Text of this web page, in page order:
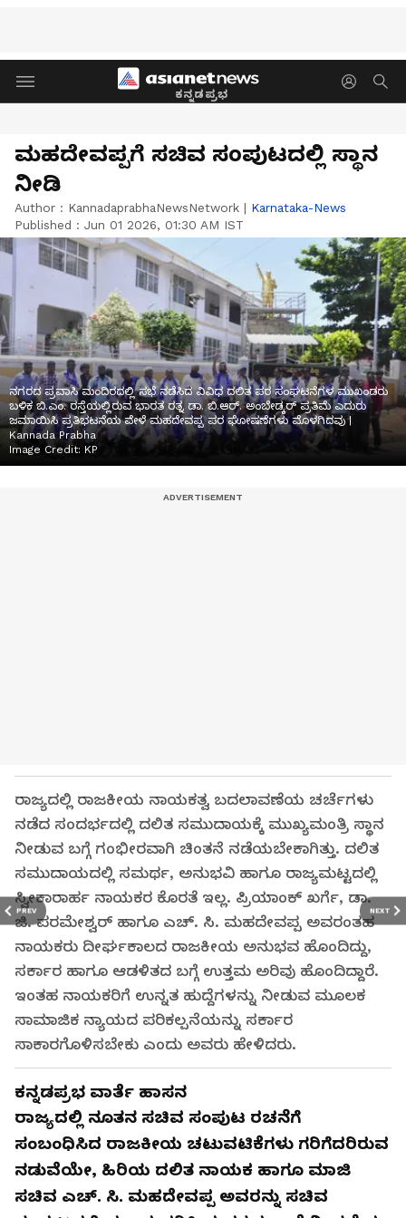
ಕನ್ನಡಪ್ರಭ
PREV NEXT
ಮಹದೇವಪ್ಪಗೆ ಸಚಿವ ಸಂಪುಟದಲ್ಲಿ ಸ್ಥಾನ
ನೀಡಿ
Author : KannadaprabhaNewsNetwork | Karnataka-News
Published : Jun 01 2026, 01:30 AM IST
ನಗರದ ಪ್ರವಾಸಿ ಮಂದಿರದಲ್ಲಿ ಸಭೆ ನಡೆಸಿದ ವಿವಿಧ ದಲಿತ ಪರ ಸಂಘಟನೆಗಳ ಮುಖಂಡರು
ಬಳಿಕ ಬಿ.ಎಂ. ರಸ್ತೆಯಲ್ಲಿರುವ ಭಾರತ ರತ್ನ ಡಾ. ಬಿ.ಆರ್. ಅಂಬೇಡ್ಕರ್ ಪ್ರತಿಮೆ ಎದುರು
ಜಮಾಯಿಸಿ ಪ್ರತಿಭಟನೆಯ ವೇಳೆ ಮಹದೇವಪ್ಪ ಪರ ಘೋಷಣೆಗಳು ಮೊಳಗಿದವು |
Kannada Prabha
Image Credit: KP
ರಾಜ್ಯದಲ್ಲಿ ರಾಜಕೀಯ ನಾಯಕತ್ವ ಬದಲಾವಣೆಯ ಚರ್ಚೆಗಳು
ನಡೆದ ಸಂದರ್ಭದಲ್ಲಿ ದಲಿತ ಸಮುದಾಯಕ್ಕೆ ಮುಖ್ಯಮಂತ್ರಿ ಸ್ಥಾನ
ನೀಡುವ ಬಗ್ಗೆ ಗಂಭೀರವಾಗಿ ಚಿಂತನೆ ನಡೆಯಬೇಕಾಗಿತ್ತು. ದಲಿತ
ಸಮುದಾಯದಲ್ಲಿ ಸಮರ್ಥ, ಅನುಭವಿ ಹಾಗೂ ರಾಜ್ಯಮಟ್ಟದಲ್ಲಿ
ಸ್ವೀಕಾರಾರ್ಹ ನಾಯಕರ ಕೊರತೆ ಇಲ್ಲ. ಪ್ರಿಯಾಂಕ್ ಖರ್ಗೆ, ಡಾ.
ಜಿ. ಪರಮೇಶ್ವರ್ ಹಾಗೂ ಎಚ್. ಸಿ. ಮಹದೇವಪ್ಪ ಅವರಂತಹ
ನಾಯಕರು ದೀರ್ಘಕಾಲದ ರಾಜಕೀಯ ಅನುಭವ ಹೊಂದಿದ್ದು,
ಸರ್ಕಾರ ಹಾಗೂ ಆಡಳಿತದ ಬಗ್ಗೆ ಉತ್ತಮ ಅರಿವು ಹೊಂದಿದ್ದಾರೆ.
ಇಂತಹ ನಾಯಕರಿಗೆ ಉನ್ನತ ಹುದ್ದೆಗಳನ್ನು ನೀಡುವ ಮೂಲಕ
ಸಾಮಾಜಿಕ ನ್ಯಾಯದ ಪರಿಕಲ್ಪನೆಯನ್ನು ಸರ್ಕಾರ
ಸಾಕಾರಗೊಳಿಸಬೇಕು ಎಂದು ಅವರು ಹೇಳಿದರು.
ಕನ್ನಡಪ್ರಭ ವಾರ್ತೆ ಹಾಸನ
ರಾಜ್ಯದಲ್ಲಿ ನೂತನ ಸಚಿವ ಸಂಪುಟ ರಚನೆಗೆ
ಸಂಬಂಧಿಸಿದ ರಾಜಕೀಯ ಚಟುವಟಿಕೆಗಳು ಗರಿಗೆದರಿರುವ
ನಡುವೆಯೇ, ಹಿರಿಯ ದಲಿತ ನಾಯಕ ಹಾಗೂ ಮಾಜಿ
ಸಚಿವ ಎಚ್. ಸಿ. ಮಹದೇವಪ್ಪ ಅವರನ್ನು ಸಚಿವ